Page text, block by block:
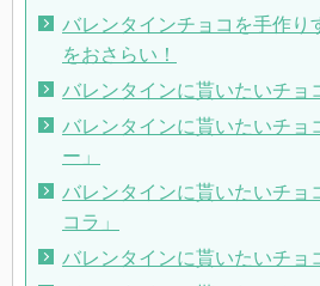
バレンタインチョコを手作り
をおさらい！
バレンタインに貰いたいチョ
バレンタインに貰いたいチョ
ー」
バレンタインに貰いたいチョ
コラ」
バレンタインに貰いたいチョ